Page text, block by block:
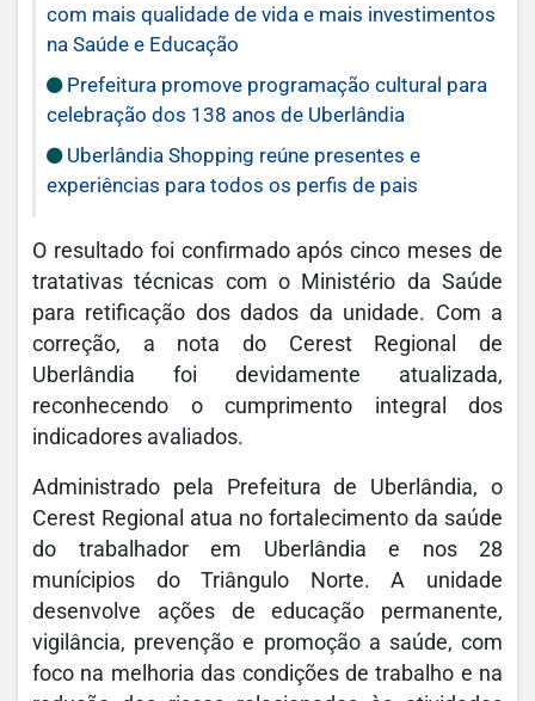
com mais qualidade de vida e mais investimentos
na Saúde e Educação
Prefeitura promove programação cultural para
celebração dos 138 anos de Uberlândia
Uberlândia Shopping reúne presentes e
experiências para todos os perfis de pais
O resultado foi confirmado após cinco meses de
tratativas técnicas com o Ministério da Saúde
para retificação dos dados da unidade. Com a
correção, a nota do Cerest Regional de
Uberlândia foi devidamente atualizada,
reconhecendo o cumprimento integral dos
indicadores avaliados.
Administrado pela Prefeitura de Uberlândia, o
Cerest Regional atua no fortalecimento da saúde
do trabalhador em Uberlândia e nos 28
munícipios do Triângulo Norte. A unidade
desenvolve ações de educação permanente,
vigilância, prevenção e promoção a saúde, com
foco na melhoria das condições de trabalho e na